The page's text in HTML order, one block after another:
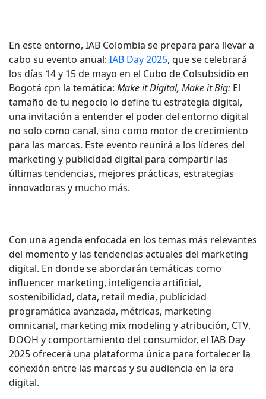
En este entorno, IAB Colombia se prepara para llevar a
cabo su evento anual: IAB Day 2025, que se celebrará
los días 14 y 15 de mayo en el Cubo de Colsubsidio en
Bogotá cpn la temática: Make it Digital, Make it Big: El
tamaño de tu negocio lo define tu estrategia digital,
una invitación a entender el poder del entorno digital
no solo como canal, sino como motor de crecimiento
para las marcas. Este evento reunirá a los líderes del
marketing y publicidad digital para compartir las
últimas tendencias, mejores prácticas, estrategias
innovadoras y mucho más.
Con una agenda enfocada en los temas más relevantes
del momento y las tendencias actuales del marketing
digital. En donde se abordarán temáticas como
influencer marketing, inteligencia artificial,
sostenibilidad, data, retail media, publicidad
programática avanzada, métricas, marketing
omnicanal, marketing mix modeling y atribución, CTV,
DOOH y comportamiento del consumidor, el IAB Day
2025 ofrecerá una plataforma única para fortalecer la
conexión entre las marcas y su audiencia en la era
digital.